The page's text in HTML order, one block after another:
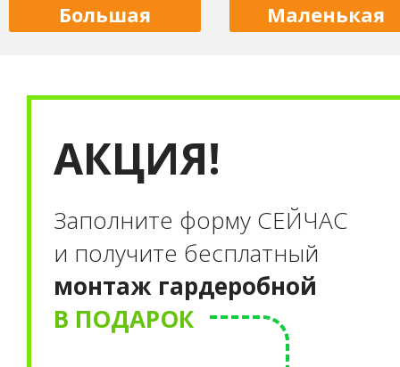
Маленькая
Заполните форму СЕЙЧАС
и получите бесплатный
монтаж гардеробной
В ПОДАРОК
АКЦИЯ!
Большая